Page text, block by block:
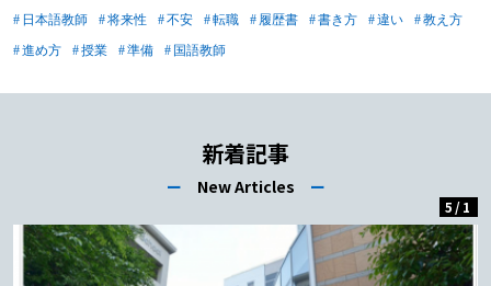
ます。 【日本語教師と国語教師の違
す。具体的には、日本語を母語としな
史、文化、社会、流行を伝え、時には
進学や生活などのサポートをします。
なお、日本語教師は「国語」を教える
教師ではありません。外国語として
「日本語」を教える語学の教師です。
したがって、日本語に関する知識だけ
日本語教師 将来性 不安 転職 履歴書 書き方 違い
教え方
進め方
授業 準備 国語教師
新着記事
ー New Articles ー
5 /1